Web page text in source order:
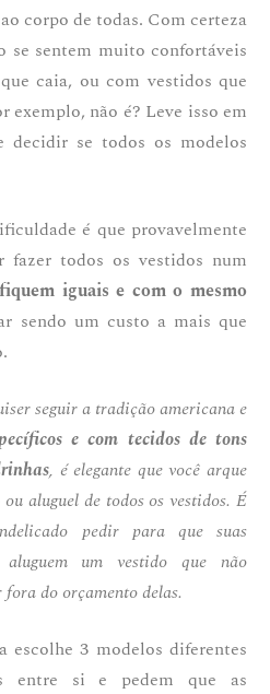
corpo de todas. Com certeza
se sentem muito confortáveis
caia, ou com vestidos que
exemplo, não é? Leve isso em
decidir se todos os modelos
é que provavelmente
todos os vestidos num
fiquem iguais e com o mesmo
sendo um custo a mais que
seguir a tradição americana e
e com tecidos de tons
, é elegante que você arque
aluguel de todos os vestidos. É
pedir para que suas
aluguem um vestido que não
fora do orçamento delas.
escolhe 3 modelos diferentes
entre si e pedem que as